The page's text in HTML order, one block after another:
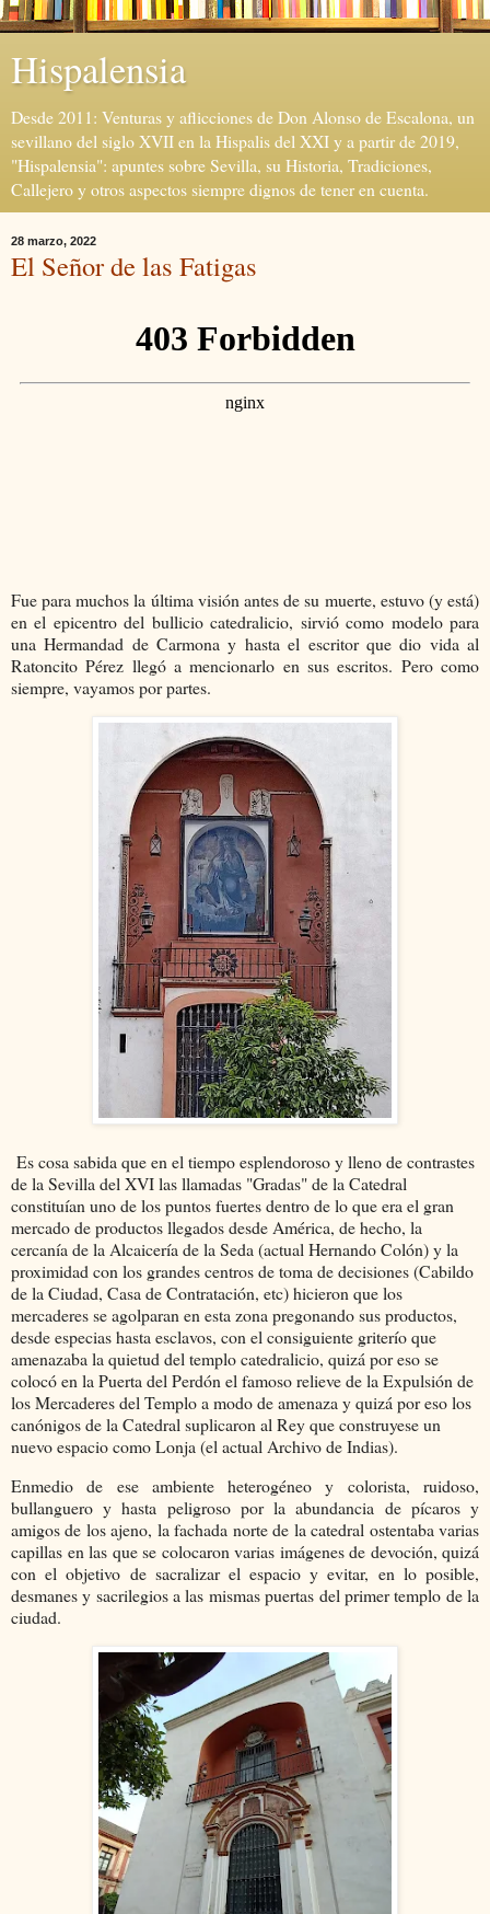
Hispalensia
Desde 2011: Venturas y aflicciones de Don Alonso de Escalona, un
sevillano del siglo XVII en la Hispalis del XXI y a partir de 2019,
"Hispalensia": apuntes sobre Sevilla, su Historia, Tradiciones,
Callejero y otros aspectos siempre dignos de tener en cuenta.
28 marzo, 2022
El Señor de las Fatigas
Fue para muchos la última visión antes de su muerte, estuvo (y está)
en el epicentro del bullicio catedralicio, sirvió como modelo para
una Hermandad de Carmona y hasta el escritor que dio vida al
Ratoncito Pérez llegó a mencionarlo en sus escritos. Pero como
siempre, vayamos por partes.
Es cosa sabida que en el tiempo esplendoroso y lleno de contrastes
de la Sevilla del XVI las llamadas "Gradas" de la Catedral
constituían uno de los puntos fuertes dentro de lo que era el gran
mercado de productos llegados desde América, de hecho, la
cercanía de la Alcaicería de la Seda (actual Hernando Colón) y la
proximidad con los grandes centros de toma de decisiones (Cabildo
de la Ciudad, Casa de Contratación, etc) hicieron que los
mercaderes se agolparan en esta zona pregonando sus productos,
desde especias hasta esclavos, con el consiguiente griterío que
amenazaba la quietud del templo catedralicio, quizá por eso se
colocó en la Puerta del Perdón el famoso relieve de la Expulsión de
los Mercaderes del Templo a modo de amenaza y quizá por eso los
canónigos de la Catedral suplicaron al Rey que construyese un
nuevo espacio como Lonja (el actual Archivo de Indias).
Enmedio de ese ambiente heterogéneo y colorista, ruidoso,
bullanguero y hasta peligroso por la abundancia de pícaros y
amigos de los ajeno, la fachada norte de la catedral ostentaba varias
capillas en las que se colocaron varias imágenes de devoción, quizá
con el objetivo de sacralizar el espacio y evitar, en lo posible,
desmanes y sacrilegios a las mismas puertas del primer templo de la
ciudad.